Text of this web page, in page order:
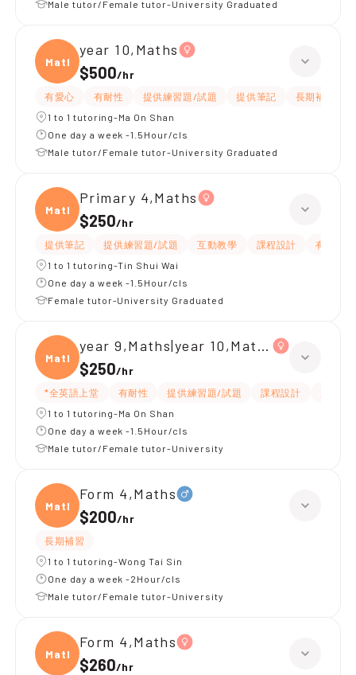
Male tutor/Female tutor-University Graduated
Maths
year 10,Maths
$500/hr
有愛心 有耐性 提供練習題/試題 提供筆記
長期補習
1 to 1 tutoring-Ma On Shan
One day a week -1.5Hour/cls
Male tutor/Female tutor-University Graduated
Maths
Primary 4,Maths
$250/hr
提供筆記 提供練習題/試題 互動教學 課程設計
有耐性
1 to 1 tutoring-Tin Shui Wai
One day a week -1.5Hour/cls
Female tutor-University Graduated
Maths
year 9,Maths|year 10,Maths
$250/hr
*全英語上堂 有耐性 提供練習題/試題 課程設計
1 to 1 tutoring-Ma On Shan
One day a week -1.5Hour/cls
Male tutor/Female tutor-University
Maths
Form 4,Maths
$200/hr
長期補習
1 to 1 tutoring-Wong Tai Sin
One day a week -2Hour/cls
Male tutor/Female tutor-University
Maths
Form 4,Maths
$260/hr